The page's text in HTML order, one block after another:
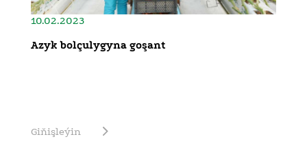
10.02.2023
Azyk bolçulygyna goşant
Giňişleýin